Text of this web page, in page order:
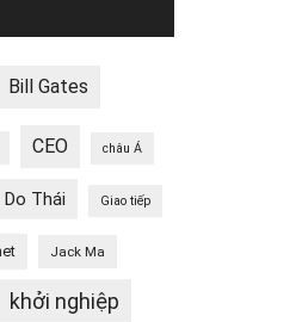
Bill Gates
CEO châu Á
Do Thái Giao tiếp
Jack Ma
khởi nghiệp